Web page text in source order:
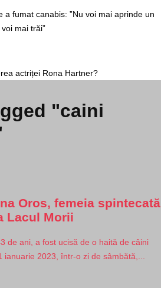
a fumat canabis: ”Nu voi mai aprinde un
mai trăi”
actriței Rona Hartner?
"caini
Oros, femeia spintecată
Lacul Morii
de ani, a fost ucisă de o haită de câini
2023, într-o zi de sâmbătă,...